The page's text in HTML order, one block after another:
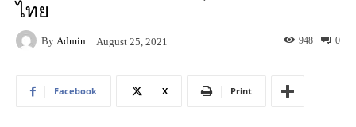
ไทย
By Admin August 25, 2021 0
948
Facebook X Print